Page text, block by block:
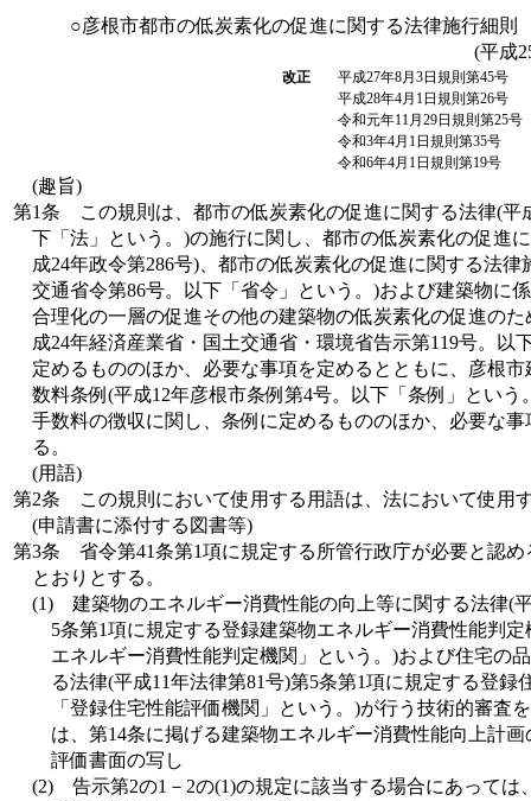
○彦根市都市の低炭素化の促進に関する法律施行細則
(平成
改正
平成27年8月3日規則第45号
平成28年4月1日規則第26号
令和元年11月29日規則第25号
令和3年4月1日規則第35号
令和6年4月1日規則第19号
(趣旨)
第1条
この規則は、都市の低炭素化の促進に関する法律(平
下「法」という。)の施行に関し、都市の低炭素化の促進
成24年政令第286号)、都市の低炭素化の促進に関する法律
交通省令第86号。以下「省令」という。)および建築物に
合理化の一層の促進その他の建築物の低炭素化の促進の
成24年経済産業省・国土交通省・環境省告示第119号。以
定めるもののほか、必要な事項を定めるとともに、彦根
数料条例(平成12年彦根市条例第4号。以下「条例」という
手数料の徴収に関し、条例に定めるもののほか、必要な
る。
(用語)
第2条
この規則において使用する用語は、法において使用
(申請書に添付する図書等)
第3条 省令第41条第1項に規定する所管行政庁が必要と認
とおりとする。
(1) 建築物のエネルギー消費性能の向上等に関する法律(
5条第1項に規定する登録建築物エネルギー消費性能判
エネルギー消費性能判定機関」という。)および住宅の
る法律(平成11年法律第81号)第5条第1項に規定する登録
「登録住宅性能評価機関」という。)が行う技術的審査
は、第14条に掲げる建築物エネルギー消費性能向上計
評価書面の写し
(2) 告示第2の1－2の(1)の規定に該当する場合にあっては